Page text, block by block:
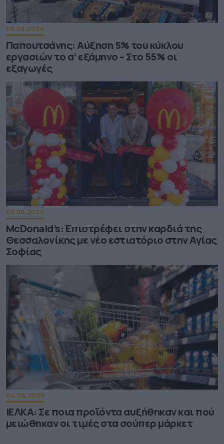
05.08.2026
Παπουτσάνης: Αύξηση 5% του κύκλου
εργασιών το α’ εξάμηνο – Στο 55% οι
εξαγωγές
05.08.2026
McDonald’s: Επιστρέφει στην καρδιά της
Θεσσαλονίκης με νέο εστιατόριο στην Αγίας
Σοφίας
04.08.2026
ΙΕΛΚΑ: Σε ποια προϊόντα αυξήθηκαν και πού
μειώθηκαν οι τιμές στα σούπερ μάρκετ